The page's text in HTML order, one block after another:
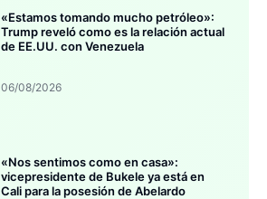
«Estamos tomando mucho petróleo»:
Trump reveló como es la relación actual
de EE.UU. con Venezuela
06/08/2026
«Nos sentimos como en casa»:
vicepresidente de Bukele ya está en
Cali para la posesión de Abelardo